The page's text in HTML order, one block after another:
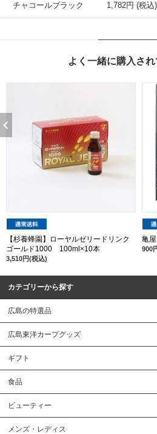
チャコールブラック 1,782円 (税込)
よく一緒に購入さ
【杉養蜂園】ローヤルゼリードリンク
ゴールド1000 100ml×10本
3,510円(税込)
亀
900
カテゴリーから探す
広島の特選品
広島東洋カープグッズ
ギフト
食品
ビューティー
メンズ・レディス